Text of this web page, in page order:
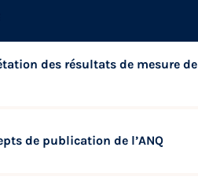
des résultats de mesure de
de publication de l’ANQ